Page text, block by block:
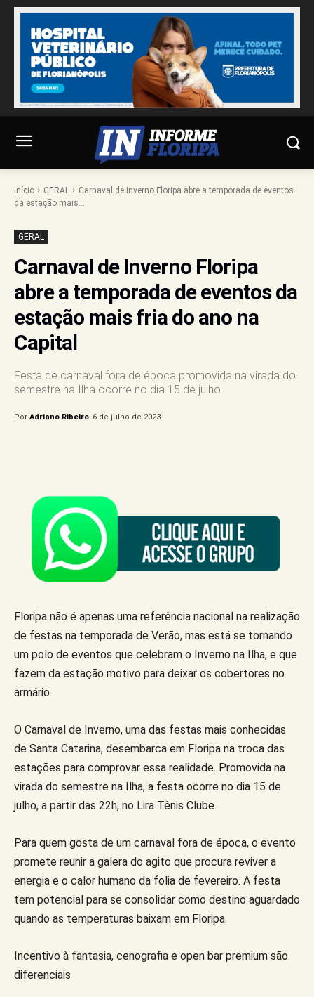
Início GERAL
Carnaval de Inverno Floripa abre a temporada de eventos
da estação mais...
GERAL
Carnaval de Inverno Floripa
abre a temporada de eventos da
estação mais fria do ano na
Capital
Festa de carnaval fora de época promovida na virada do
semestre na Ilha ocorre no dia 15 de julho.
Por Adriano Ribeiro 6 de julho de 2023
Floripa não é apenas uma referência nacional na realização
de festas na temporada de Verão, mas está se tornando
um polo de eventos que celebram o Inverno na Ilha, e que
fazem da estação motivo para deixar os cobertores no
armário.
O Carnaval de Inverno, uma das festas mais conhecidas
de Santa Catarina, desembarca em Floripa na troca das
estações para comprovar essa realidade. Promovida na
virada do semestre na Ilha, a festa ocorre no dia 15 de
julho, a partir das 22h, no Lira Tênis Clube.
Para quem gosta de um carnaval fora de época, o evento
promete reunir a galera do agito que procura reviver a
energia e o calor humano da folia de fevereiro. A festa
tem potencial para se consolidar como destino aguardado
quando as temperaturas baixam em Floripa.
Incentivo à fantasia, cenografia e open bar premium são
diferenciais